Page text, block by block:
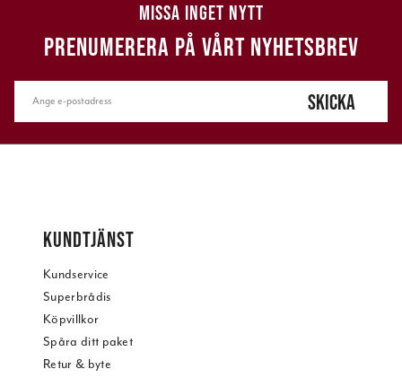
MISSA INGET NYTT
PRENUMERERA PÅ VÅRT NYHETSBREV
SKICKA
KUNDTJÄNST
Kundservice
Superbrådis
Köpvillkor
Spåra ditt paket
Retur & byte